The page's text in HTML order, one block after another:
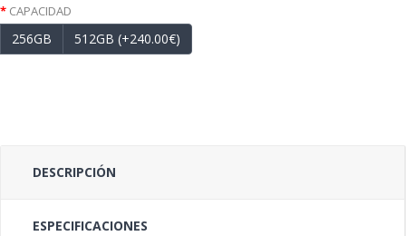
CAPACIDAD
256GB 512GB (+240.00€)
DESCRIPCIÓN
ESPECIFICACIONES